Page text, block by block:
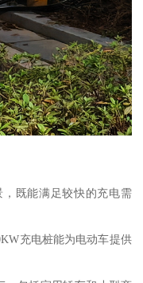
既能满足较快的充电需
充电桩能为电动车提供